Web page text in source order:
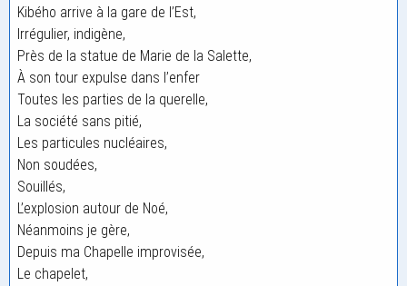
Kibého arrive à la gare de l’Est,
Irrégulier, indigène,
Près de la statue de Marie de la Salette,
À son tour expulse dans l’enfer
Toutes les parties de la querelle,
La société sans pitié,
Les particules nucléaires,
Non soudées,
Souillés,
L’explosion autour de Noé,
Néanmoins je gère,
Depuis ma Chapelle improvisée,
Le chapelet,